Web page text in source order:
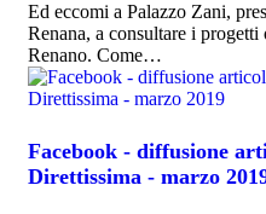
Ed eccomi a Palazzo Zani,
Renana, a consultare i
Renano. Come…
Facebook - diffusione
Direttissima - marzo